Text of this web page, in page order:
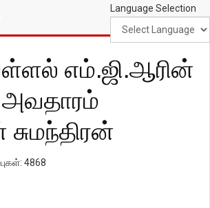
Language Selection
எம்.ஜி.ஆரின்
4868